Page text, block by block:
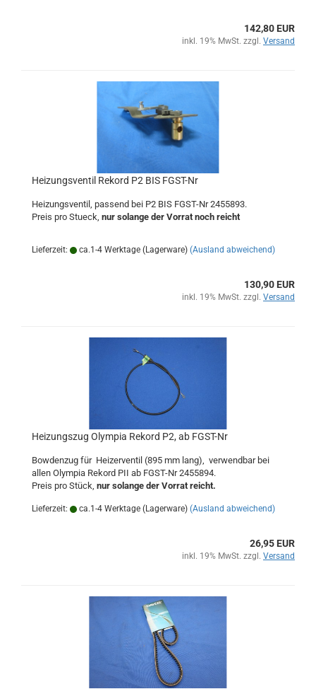
142,80 EUR
inkl. 19% MwSt. zzgl. Versand
Heizungsventil Rekord P2 BIS FGST-Nr
Heizungsventil, passend bei P2 BIS FGST-Nr 2455893.
Preis pro Stueck, nur solange der Vorrat noch reicht
Lieferzeit: ca.1-4 Werktage (Lagerware) (Ausland abweichend)
130,90 EUR
inkl. 19% MwSt. zzgl. Versand
Heizungszug Olympia Rekord P2, ab FGST-Nr
Bowdenzug für Heizerventil (895 mm lang), verwendbar bei
allen Olympia Rekord PII ab FGST-Nr 2455894.
Preis pro Stück, nur solange der Vorrat reicht.
Lieferzeit: ca.1-4 Werktage (Lagerware) (Ausland abweichend)
26,95 EUR
inkl. 19% MwSt. zzgl. Versand